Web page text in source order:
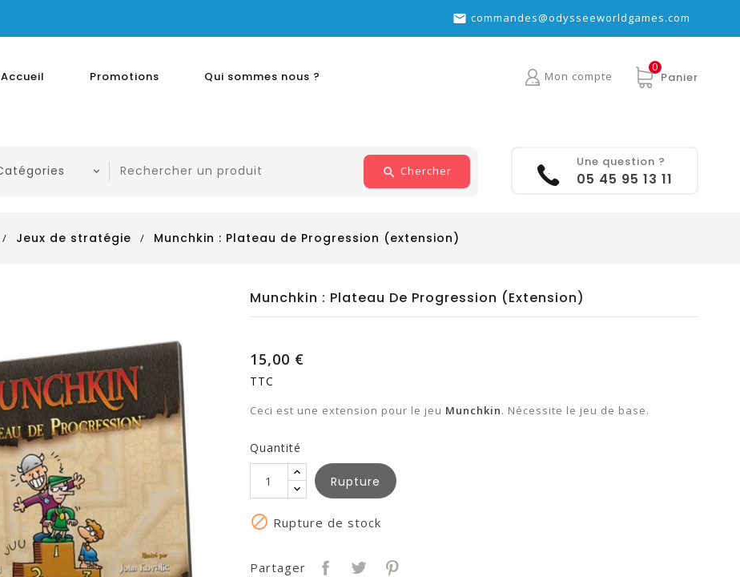
 commandes@odysseeworldgames.com
Accueil Promotions Qui sommes nous ? Panier
0
Mon compte
Une question ?
05 45 95 13 11
Chercher
Jeux de stratégie Munchkin : Plateau de Progression (extension)
Munchkin : Plateau De Progression (extension)
15,00 €
TTC
Ceci est une extension pour le jeu Munchkin. Nécessite le jeu de base.
Quantité
Rupture
 Rupture de stock
Partager